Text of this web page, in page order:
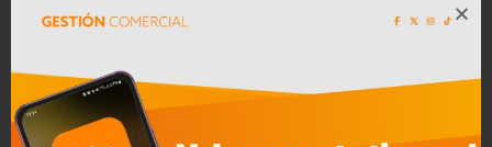
04/08/2026